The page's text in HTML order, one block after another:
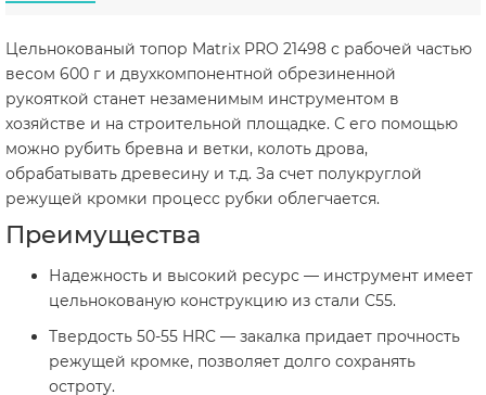
Цельнокованый топор Matrix PRO 21498 с рабочей частью
весом 600 г и двухкомпонентной обрезиненной
рукояткой станет незаменимым инструментом в
хозяйстве и на строительной площадке. С его помощью
можно рубить бревна и ветки, колоть дрова,
обрабатывать древесину и т.д. За счет полукруглой
режущей кромки процесс рубки облегчается.
Преимущества
Надежность и высокий ресурс — инструмент имеет
цельнокованую конструкцию из стали С55.
Твердость 50-55 HRC — закалка придает прочность
режущей кромке, позволяет долго сохранять
остроту.